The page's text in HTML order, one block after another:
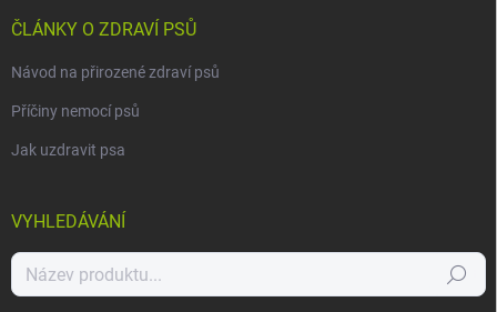
ČLÁNKY O ZDRAVÍ PSŮ
Návod na přirozené zdraví psů
Příčiny nemocí psů
Jak uzdravit psa
VYHLEDÁVÁNÍ
Hledat